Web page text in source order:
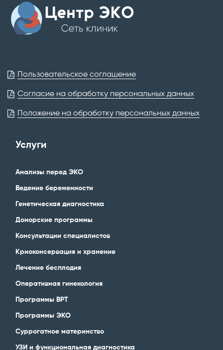
Пользовательское соглашение
Согласие на обработку персональных данных
Положение на обработку персональных данных
Услуги
Анализы перед ЭКО
Ведение беременности
Генетическая диагностика
Донорские программы
Консультации специалистов
Криоконсервация и хранение
Лечение бесплодия
Оперативная гинекология
Программы ВРТ
Программы ЭКО
Суррогатное материнство
УЗИ и функциональная диагностика